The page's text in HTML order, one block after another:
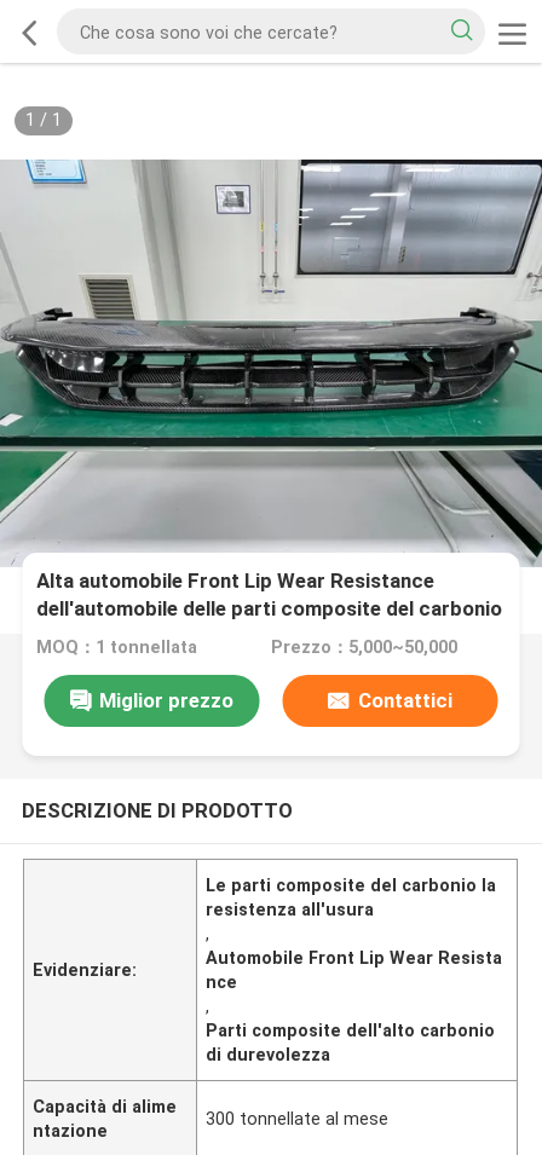
1 / 1
Alta automobile Front Lip Wear Resistance
dell'automobile delle parti composite del carbonio
di durevolezza
MOQ：1 tonnellata Prezzo：5,000~50,000
Miglior prezzo Contattici
DESCRIZIONE DI PRODOTTO
Evidenziare:
Le parti composite del carbonio la
resistenza all'usura
,
Automobile Front Lip Wear Resista
nce
,
Parti composite dell'alto carbonio
di durevolezza
Capacità di alime
ntazione
300 tonnellate al mese